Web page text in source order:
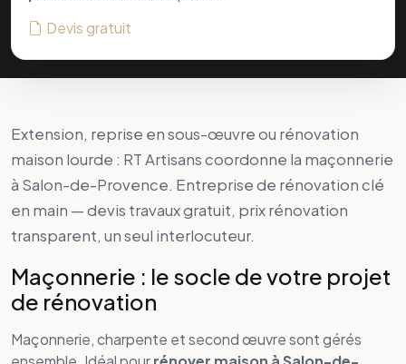
Maçonnerie : le socle de votre projet
de rénovation
Provenceou agrandir votre surface habitable.